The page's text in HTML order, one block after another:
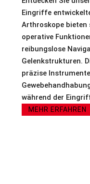
Eingriffe
Arthroskope bieten
operative
reibungslose
Gelenkstrukturen.
präzise
während der
MEHR ERFAHREN